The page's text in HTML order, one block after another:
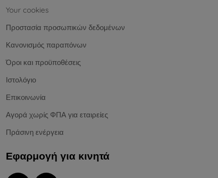
Your cookies
Προστασία προσωπικών δεδομένων
Κανονισμός παραπόνων
Όροι και προϋποθέσεις
Ιστολόγιο
Επικοινωνία
Αγορά χωρίς ΦΠΑ για εταιρείες
Πράσινη ενέργεια
Εφαρμογή για κινητά